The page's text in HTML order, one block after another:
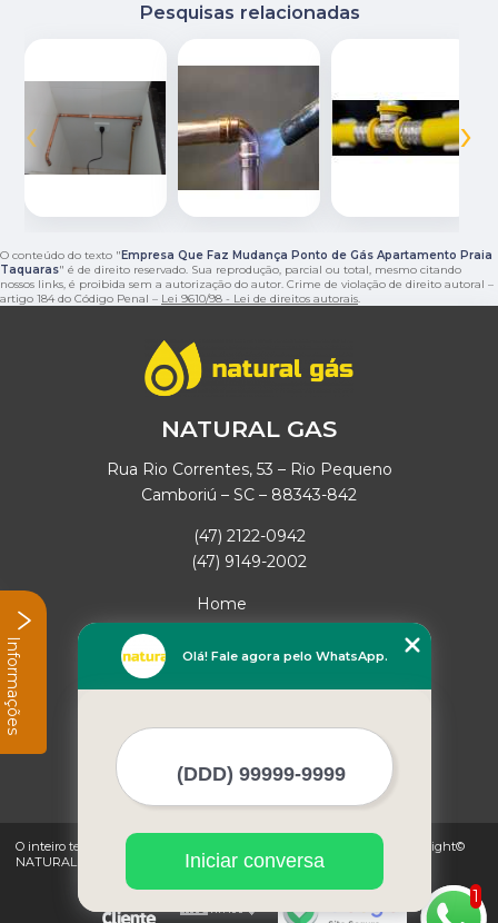
Pesquisas relacionadas
‹ ›
O conteúdo do texto " Empresa Que Faz Mudança Ponto de Gás Apartamento Praia
Taquaras" é de direito reservado. Sua reprodução, parcial ou total, mesmo citando
nossos links, é proibida sem a autorização do autor. Crime de violação de direito autoral –
artigo 184 do Código Penal – Lei 9610/98 - Lei de direitos autorais.
NATURAL GAS
Rua Rio Correntes, 53 – Rio Pequeno
Camboriú – SC – 88343-842
(47) 2122-0942
(47) 9149-2002
Home
Empresa
Missão
Mapa do site
O inteiro teor deste site está sujeito à proteção de direitos autorais. Copyright©
NATURAL GAS (Lei 9610 de 19/02/1998)
1
Olá! Fale agora pelo WhatsApp.
Iniciar conversa
Informações